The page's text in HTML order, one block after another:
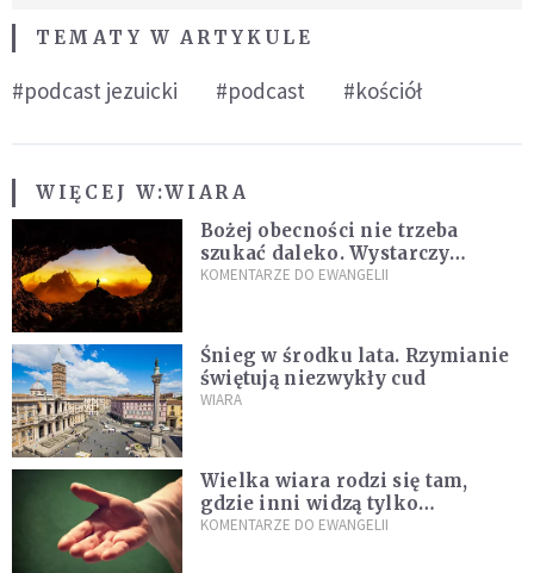
TEMATY W ARTYKULE
#podcast jezuicki #podcast #kościół
WIĘCEJ W:WIARA
Bożej obecności nie trzeba
szukać daleko. Wystarczy
nauczyć się słuchać
KOMENTARZE DO EWANGELII
Śnieg w środku lata. Rzymianie
świętują niezwykły cud
WIARA
Wielka wiara rodzi się tam,
gdzie inni widzą tylko
przeszkody
KOMENTARZE DO EWANGELII